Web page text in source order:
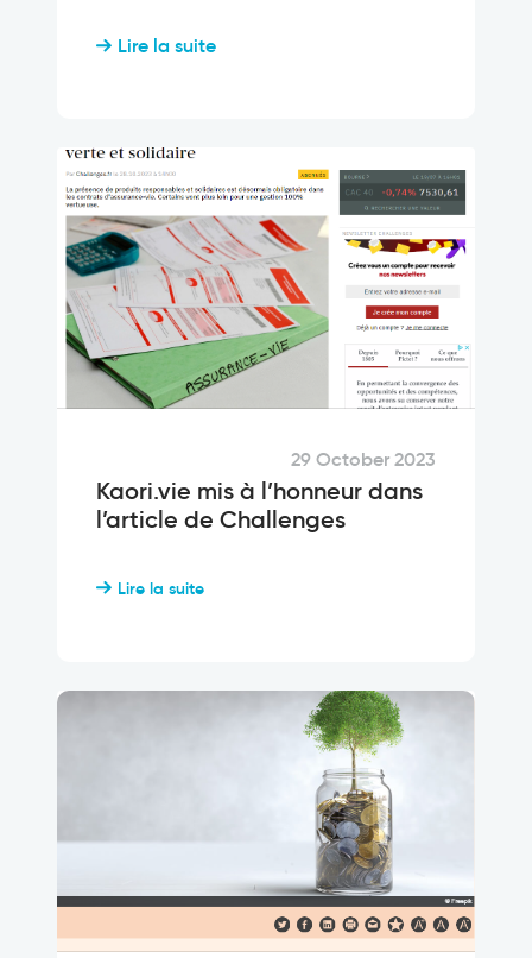
Lire la suite
29 October 2023
Kaori.vie mis à l’honneur dans
l’article de Challenges
Lire la suite